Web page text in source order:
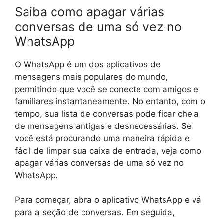
Saiba como apagar várias
conversas de uma só vez no
WhatsApp
O WhatsApp é um dos aplicativos de
mensagens mais populares do mundo,
permitindo que você se conecte com amigos e
familiares instantaneamente. No entanto, com o
tempo, sua lista de conversas pode ficar cheia
de mensagens antigas e desnecessárias. Se
você está procurando uma maneira rápida e
fácil de limpar sua caixa de entrada, veja como
apagar várias conversas de uma só vez no
WhatsApp.
Para começar, abra o aplicativo WhatsApp e vá
para a seção de conversas. Em seguida,